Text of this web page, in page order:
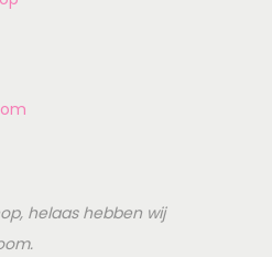
helaas hebben wij